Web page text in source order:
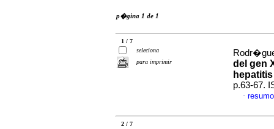
p�gina 1 de 1
1 / 7
seleciona
para imprimir
del gen
p.63-67.
·
2 / 7